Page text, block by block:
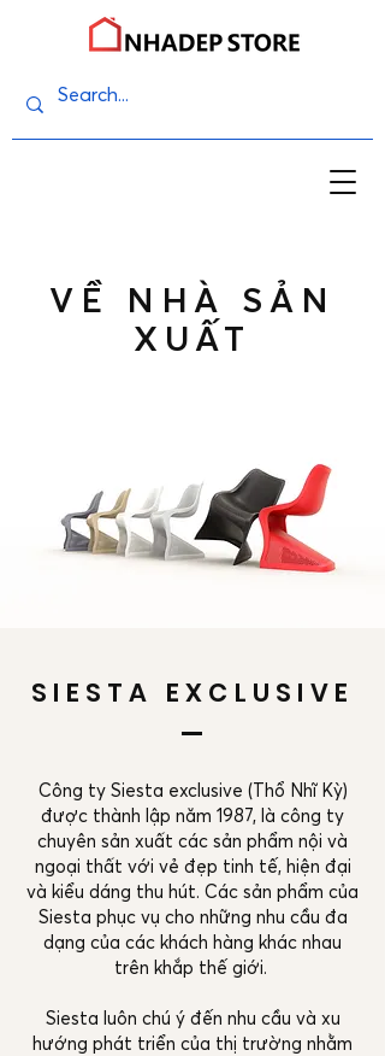
VỀ NHÀ SẢN
XUẤT
SIESTA EXCLUSIVE
Công ty Siesta exclusive (Thổ Nhĩ Kỳ)
được thành lập năm 1987, là công ty
chuyên sản xuất các sản phẩm nội và
ngoại thất với vẻ đẹp tinh tế, hiện đại
và kiểu dáng thu hút. Các sản phẩm của
Siesta phục vụ cho những nhu cầu đa
dạng của các khách hàng khác nhau
trên khắp thế giới.
Siesta luôn chú ý đến nhu cầu và xu
hướng phát triển của thị trường nhằm